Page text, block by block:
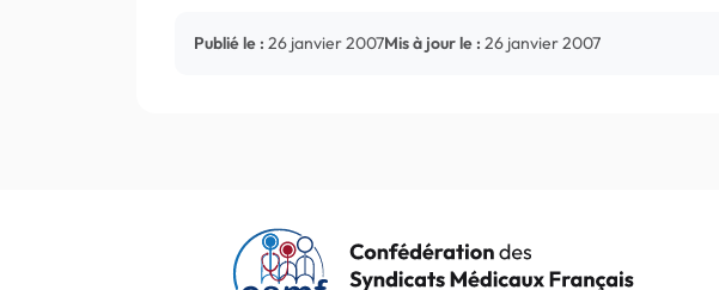
Publié le : 26 janvier 2007Mis à jour le : 26 janvier 2007